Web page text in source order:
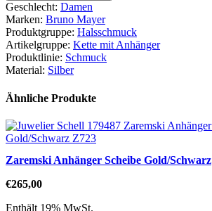
Geschlecht: Damen
Marken: Bruno Mayer
Produktgruppe: Halsschmuck
Artikelgruppe: Kette mit Anhänger
Produktlinie: Schmuck
Material: Silber
Ähnliche Produkte
Zaremski Anhänger Scheibe Gold/Schwarz
€265,00
Enthält 19% MwSt.